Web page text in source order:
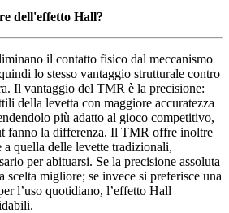
dell'effetto Hall?
il contatto fisico dal meccanismo
lo stesso vantaggio strutturale contro
Il vantaggio del TMR è la precisione:
della levetta con maggiore accuratezza
più adatto al gioco competitivo,
fanno la differenza. Il TMR offre inoltre
a quella delle levette tradizionali,
per abituarsi. Se la precisione assoluta
migliore; se invece si preferisce una
l’uso quotidiano, l’effetto Hall